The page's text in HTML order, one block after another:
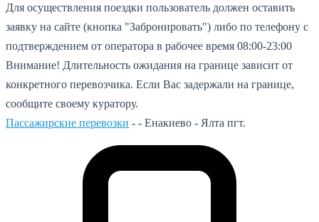
Для осуществления поездки пользователь должен оставить
заявку на сайте (кнопка "Забронировать") либо по телефону с
подтверждением от оператора в рабочее время 08:00-23:00
Внимание! Длительность ожидания на границе зависит от
конкретного перевозчика. Если Вас задержали на границе,
сообщите своему куратору.
Пассажирские перевозки - - Енакиево - Ялта пгт.